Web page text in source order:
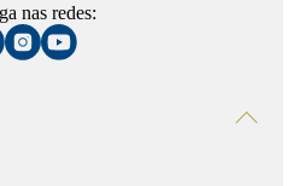
nas redes: